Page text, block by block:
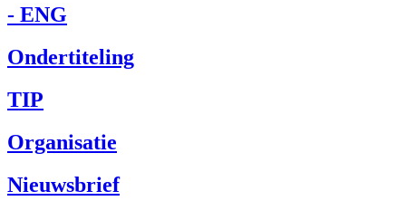
- ENG
Ondertiteling
TIP
Organisatie
Nieuwsbrief